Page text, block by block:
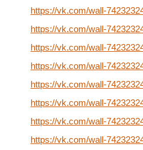
https://vk.com/wall-
https://vk.com/wall-
https://vk.com/wall-
https://vk.com/wall-
https://vk.com/wall-
https://vk.com/wall-
https://vk.com/wall-
https://vk.com/wall-